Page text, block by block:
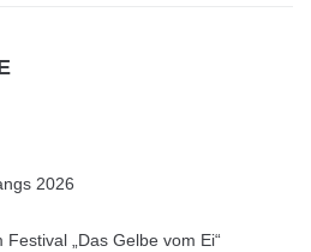
2026
„Das Gelbe vom Ei“